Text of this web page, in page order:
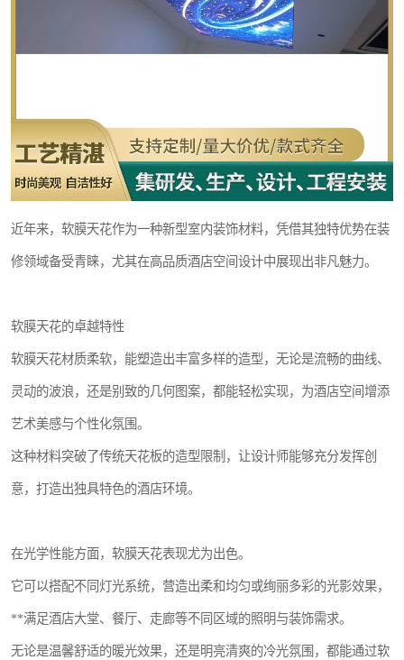
近年来，软膜天花作为一种新型室内装饰材料，凭借其独特优势在装
修领域备受青睐，尤其在高品质酒店空间设计中展现出非凡魅力。
软膜天花的卓越特性
软膜天花材质柔软，能塑造出丰富多样的造型，无论是流畅的曲线、
灵动的波浪，还是别致的几何图案，都能轻松实现，为酒店空间增添
艺术美感与个性化氛围。
这种材料突破了传统天花板的造型限制，让设计师能够充分发挥创
意，打造出独具特色的酒店环境。
在光学性能方面，软膜天花表现尤为出色。
它可以搭配不同灯光系统，营造出柔和均匀或绚丽多彩的光影效果，
**满足酒店大堂、餐厅、走廊等不同区域的照明与装饰需求。
无论是温馨舒适的暖光效果，还是明亮清爽的冷光氛围，都能通过软